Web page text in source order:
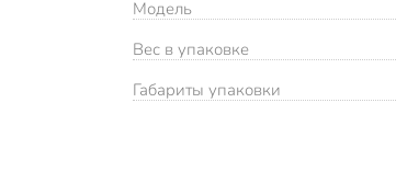
Модель
Вес в упаковке
Габариты упаковки